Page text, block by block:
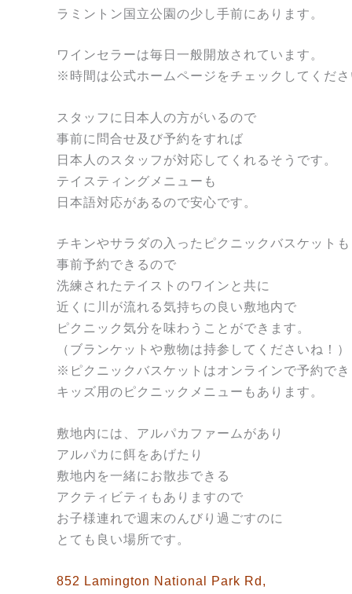
ラミントン国立公園の少し手前にあります。
ワインセラーは毎日一般開放されています。
※時間は公式ホームページをチェックしてくだ
スタッフに日本人の方がいるので
事前に問合せ及び予約をすれば
日本人のスタッフが対応してくれるそうです。
テイスティングメニューも
日本語対応があるので安心です。
チキンやサラダの入ったピクニックバスケットも
事前予約できるので
洗練されたテイストのワインと共に
近くに川が流れる気持ちの良い敷地内で
ピクニック気分を味わうことができます。
（ブランケットや敷物は持参してくださいね！）
※ピクニックバスケットはオンラインで予約で
キッズ用のピクニックメニューもあります。
敷地内には、アルパカファームがあり
アルパカに餌をあげたり
敷地内を一緒にお散歩できる
アクティビティもありますので
お子様連れで週末のんびり過ごすのに
とても良い場所です。
852 Lamington National Park Rd,